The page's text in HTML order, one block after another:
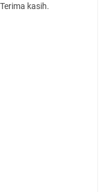
kasih.